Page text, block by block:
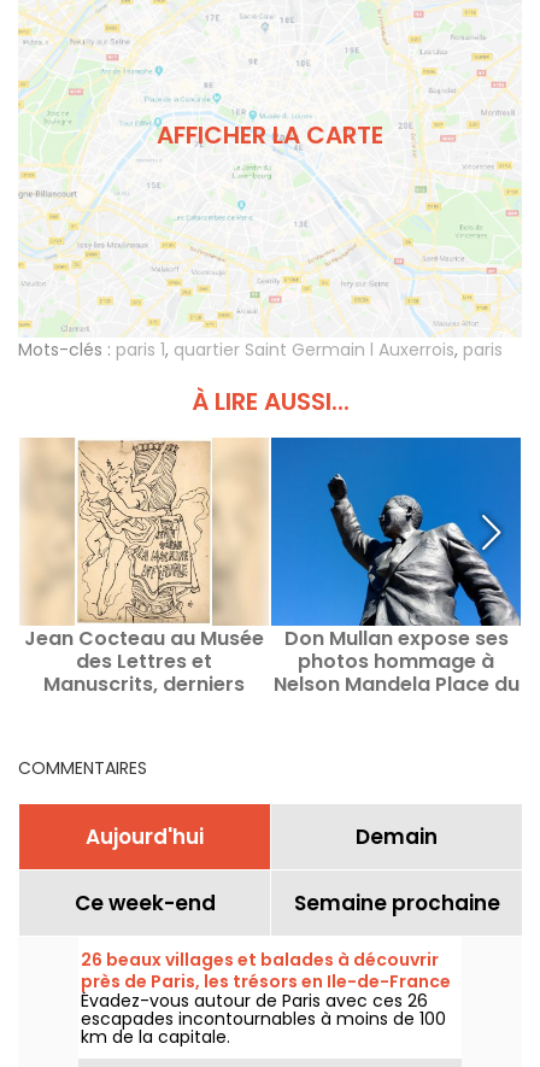
AFFICHER LA CARTE
Mots-clés : paris 1, quartier Saint Germain l Auxerrois, paris
À LIRE AUSSI...
Jean Cocteau au Musée
des Lettres et
Manuscrits, derniers
Don Mullan expose ses
photos hommage à
Nelson Mandela Place du
COMMENTAIRES
Aujourd'hui Demain
Ce week-end Semaine prochaine
26 beaux villages et balades à découvrir
près de Paris, les trésors en Ile-de-France
Évadez-vous autour de Paris avec ces 26
escapades incontournables à moins de 100
km de la capitale.